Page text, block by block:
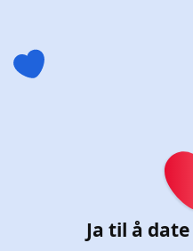
Registrer
Ja til å